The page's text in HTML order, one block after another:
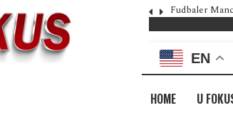
Fudbaler
EN
HOME U